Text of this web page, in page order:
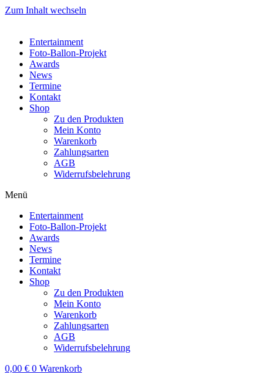
Zum Inhalt wechseln
Entertainment
Foto-Ballon-Projekt
Awards
News
Termine
Kontakt
Shop
Zu den Produkten
Mein Konto
Warenkorb
Zahlungsarten
AGB
Widerrufsbelehrung
Menü
Entertainment
Foto-Ballon-Projekt
Awards
News
Termine
Kontakt
Shop
Zu den Produkten
Mein Konto
Warenkorb
Zahlungsarten
AGB
Widerrufsbelehrung
0,00 € 0 Warenkorb